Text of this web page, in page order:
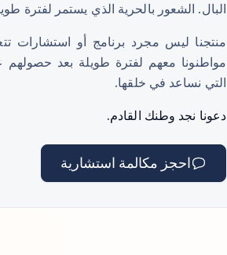
البال. الشعور بالحرية الذي يستمر لفترة
منتجنا ليس مجرد برنامج أو استشارات
مواطنونا معهم لفترة طويلة بعد
التي نساعد في خلقها.
دعونا نجد وطنك القادم.
احجز مكالمة استشارية